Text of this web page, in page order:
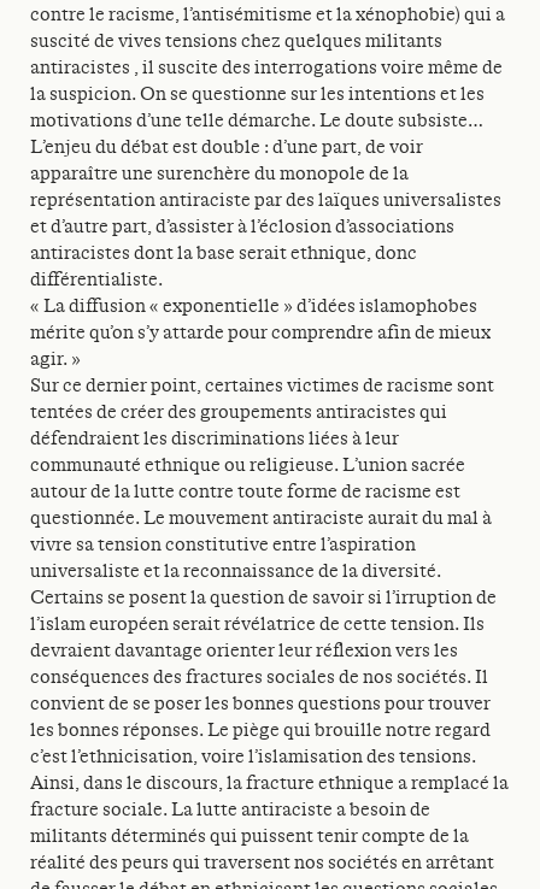
contre le racisme, l’antisémitisme et la xénophobie) qui a
suscité de vives tensions chez quelques militants
antiracistes , il suscite des interrogations voire même de
la suspicion. On se questionne sur les intentions et les
motivations d’une telle démarche. Le doute subsiste…
L’enjeu du débat est double : d’une part, de voir
apparaître une surenchère du monopole de la
représentation antiraciste par des laïques universalistes
et d’autre part, d’assister à l’éclosion d’associations
antiracistes dont la base serait ethnique, donc
différentialiste.
« La diffusion « exponentielle » d’idées islamophobes
mérite qu’on s’y attarde pour comprendre afin de mieux
agir. »
Sur ce dernier point, certaines victimes de racisme sont
tentées de créer des groupements antiracistes qui
défendraient les discriminations liées à leur
communauté ethnique ou religieuse. L’union sacrée
autour de la lutte contre toute forme de racisme est
questionnée. Le mouvement antiraciste aurait du mal à
vivre sa tension constitutive entre l’aspiration
universaliste et la reconnaissance de la diversité.
Certains se posent la question de savoir si l’irruption de
l’islam européen serait révélatrice de cette tension. Ils
devraient davantage orienter leur réflexion vers les
conséquences des fractures sociales de nos sociétés. Il
convient de se poser les bonnes questions pour trouver
les bonnes réponses. Le piège qui brouille notre regard
c’est l’ethnicisation, voire l’islamisation des tensions.
Ainsi, dans le discours, la fracture ethnique a remplacé la
fracture sociale. La lutte antiraciste a besoin de
militants déterminés qui puissent tenir compte de la
réalité des peurs qui traversent nos sociétés en arrêtant